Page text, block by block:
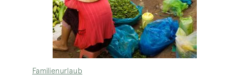
Familienurlaub